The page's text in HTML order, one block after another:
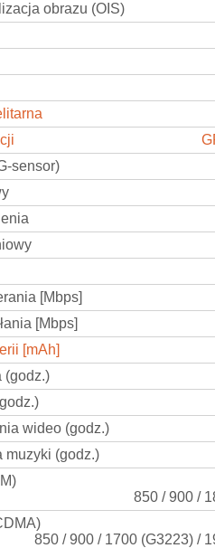
obrazu (OIS)
sensor)
[Mbps]
[Mbps]
[mAh]
(godz.)
wideo (godz.)
muzyki (godz.)
850 / 900 /
850 / 900 / 1700 (G3223) /